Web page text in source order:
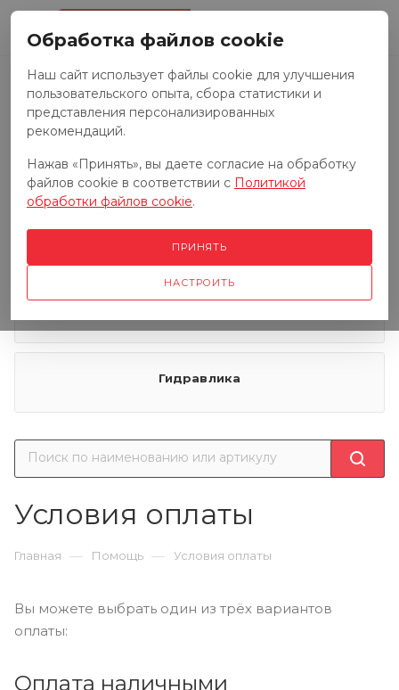
Запчасти к тракторам
Запчасти к грузовым автомобилям
Гидравлика
Условия оплаты
Главная — Помощь — Условия оплаты
Вы можете выбрать один из трёх вариантов
оплаты:
Оплата наличными
Обработка файлов cookie
Наш сайт использует файлы cookie для улучшения
пользовательского опыта, сбора статистики и
представления персонализированных
рекомендаций.
Нажав «Принять», вы даете согласие на обработку
файлов cookie в соответствии с Политикой
обработки файлов cookie.
НАСТРОИТЬ
ПРИНЯТЬ